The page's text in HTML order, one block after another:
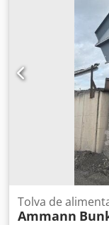
Tolva de
Ammann